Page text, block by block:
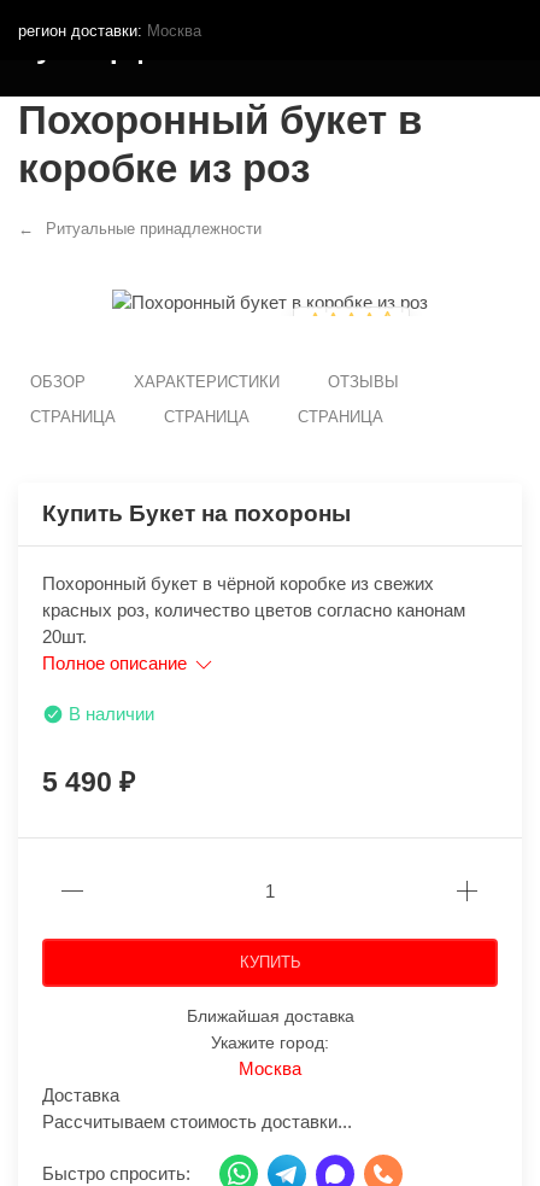
регион доставки: Москва
Кутья.рф
Похоронный букет в
коробке из роз
Ритуальные принадлежности
ОБЗОР ХАРАКТЕРИСТИКИ
ОТЗЫВЫ
СТРАНИЦА
СТРАНИЦА СТРАНИЦА
Купить Букет на похороны
Похоронный букет в чёрной коробке из свежих
красных роз, количество цветов согласно канонам
20шт.
Полное описание
В наличии
5 490
КУПИТЬ
Ближайшая доставка
Укажите город:
Москва
Доставка
Рассчитываем стоимость доставки...
Быстро спросить: